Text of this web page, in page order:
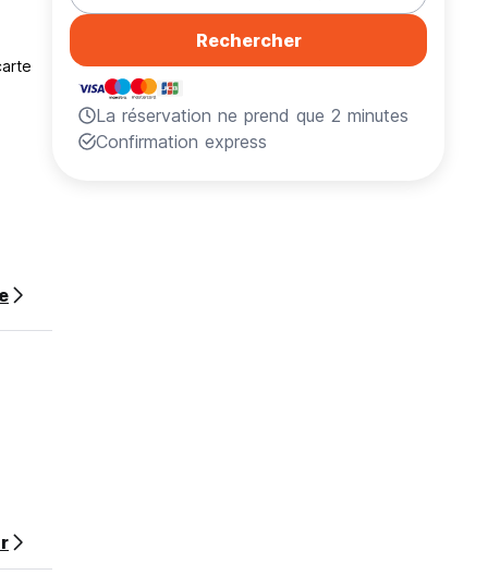
Rechercher
La réservation ne prend que 2 minutes
Confirmation express